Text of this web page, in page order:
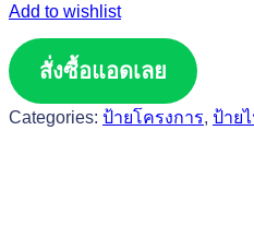
Add to wishlist
สั่งซื้อแอดเลย
Categories: ป้ายโครงการ, ป้าย